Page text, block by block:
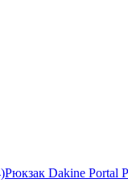
Рюкзак Dakine Portal